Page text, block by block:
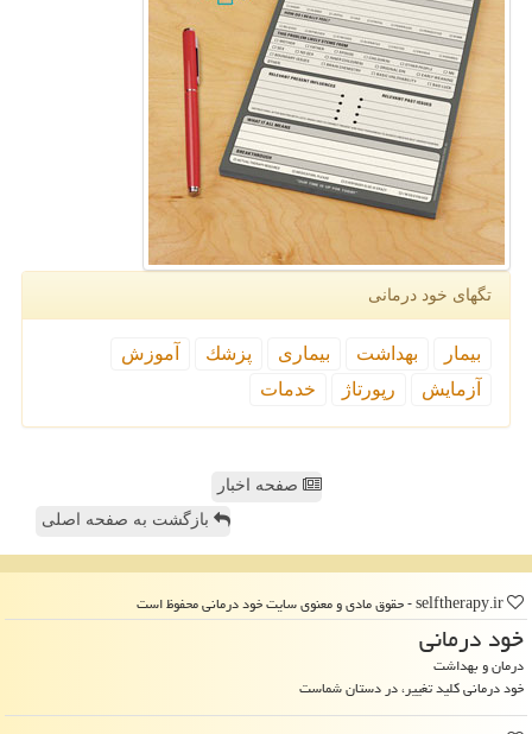
تگهای خود درمانی
بیمار بهداشت بیماری پزشك
آموزش
آزمایش
رپورتاژ خدمات
صفحه اخبار
بازگشت به صفحه اصلی
خود درمانی
درمان و بهداشت
خود درمانی کلید تغییر، در دستان شماست